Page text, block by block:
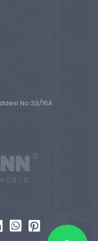
No:33/16A